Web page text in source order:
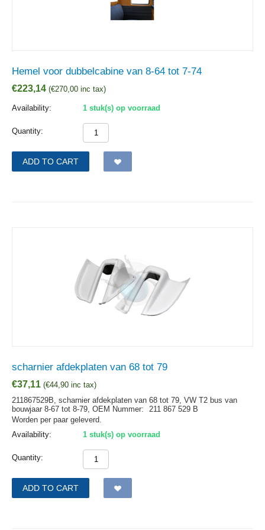
Hemel voor dubbelcabine van 8-64 tot 7-74
€223,14 (€270,00 inc tax)
Availability: 1 stuk(s) op voorraad
Quantity:
ADD TO CART
scharnier afdekplaten van 68 tot 79
€37,11 (€44,90 inc tax)
211867529B, scharnier afdekplaten van 68 tot 79, VW T2 bus van
bouwjaar 8-67 tot 8-79, OEM Nummer:
211 867 529 B
Worden per paar geleverd.
Availability:
1 stuk(s) op voorraad
Quantity:
ADD TO CART